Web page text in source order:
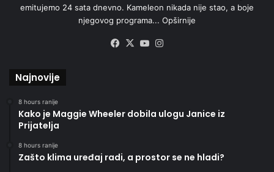
emitujemo 24 sata dnevno. Kameleon nikada nije stao, a boje
njegovog programa... Opširnije
Facebook
X YouTube
Najnovije
8 hours ranije
Kako je Maggie Wheeler dobila ulogu Janice iz
Prijatelja
8 hours ranije
Zašto klima uređaj radi, a prostor se ne hladi?